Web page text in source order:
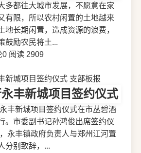
多都往大城市发展，不愿意在家
有限，所以农村闲置的土地越来
地长期闲置，造成资源的浪费，
鼓励农民将土...
0 阅读 2909
支部板报
丰新城项目签约仪式
丰新城项目签约仪式在市丛碧酒
。市委副书记孙鸿俊出席签约仪
丰镇政府负责人与郑州江河置
分别致辞，...